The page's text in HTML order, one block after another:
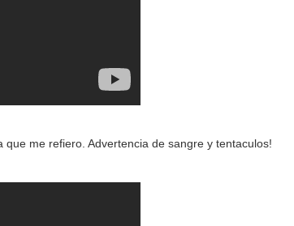
me refiero. Advertencia de sangre y tentaculos!